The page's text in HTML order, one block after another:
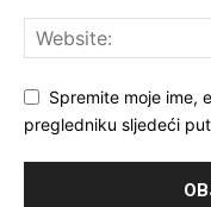
Spremite moje ime,
pregledniku sljedeći